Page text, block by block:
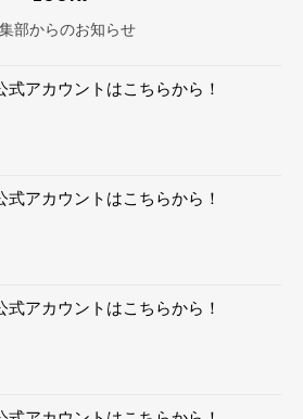
部からのお知らせ
式アカウントはこちらから！
式アカウントはこちらから！
式アカウントはこちらから！